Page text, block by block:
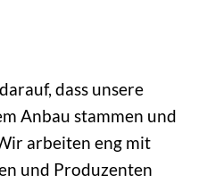
dass unsere
Anbau stammen und
arbeiten eng mit
und Produzenten